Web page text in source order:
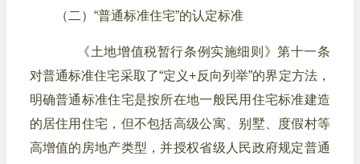
（二）“普通标准住宅”的认定标准
《土地增值税暂行条例实施细则》第十一条
对普通标准住宅采取了“定义+反向列举”的界定方法，
明确普通标准住宅是按所在地一般民用住宅标准建造
的居住用住宅，但不包括高级公寓、别墅、度假村等
高增值的房地产类型，并授权省级人民政府规定普通